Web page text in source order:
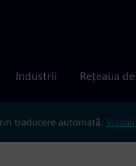
Industrii Rețeaua
traducere automată.